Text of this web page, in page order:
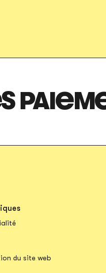
un nouvel onglet
dans un nouvel onglet
du site webS'ouvre dans un